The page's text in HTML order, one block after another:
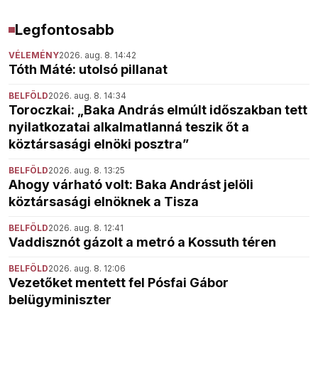
Legfontosabb
VÉLEMÉNY2026. aug. 8. 14:42
Tóth Máté: utolsó pillanat
BELFÖLD2026. aug. 8. 14:34
Toroczkai: „Baka András elmúlt időszakban tett
nyilatkozatai alkalmatlanná teszik őt a
köztársasági elnöki posztra”
BELFÖLD2026. aug. 8. 13:25
Ahogy várható volt: Baka Andrást jelöli
köztársasági elnöknek a Tisza
BELFÖLD2026. aug. 8. 12:41
Vaddisznót gázolt a metró a Kossuth téren
BELFÖLD2026. aug. 8. 12:06
Vezetőket mentett fel Pósfai Gábor
belügyminiszter